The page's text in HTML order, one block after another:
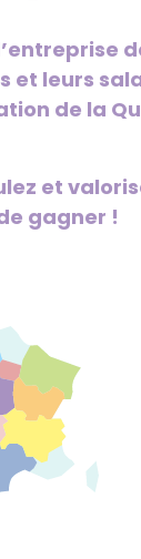
et leurs
de la
et
gagner !